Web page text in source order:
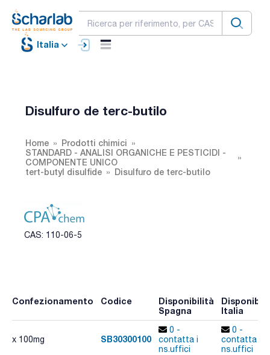
Italia
Disulfuro de terc-butilo
Home
Prodotti chimici
STANDARD - ANALISI ORGANICHE E PESTICIDI -
COMPONENTE UNICO
tert-butyl disulfide
Disulfuro de terc-butilo
CAS: 110-06-5
Confezionamento Codice
Disponibilità
Spagna
Italia
x 100mg SB30300100
0 -
contatta i
ns.uffici
0 -
contatta i
ns.uffici